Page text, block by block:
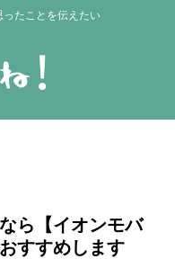
ったことを伝えたい
ら【イオンモバ
すすめします